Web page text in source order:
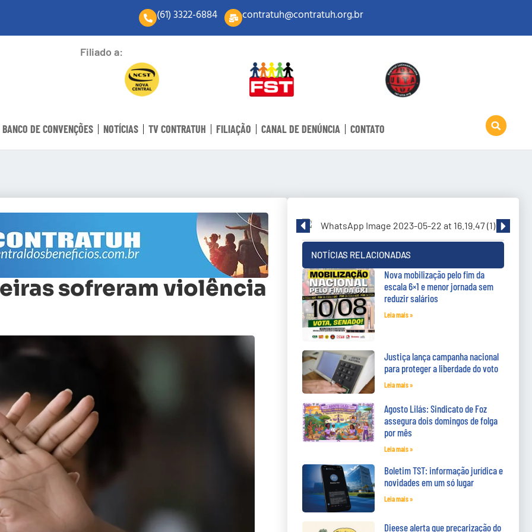
(61) 3322-6884 contratuh@contratuh.org.br
Filiado a:
BANCO DE CONVENÇÕES NOTÍCIAS TV CONTRATUH FILIAÇÃO CANAL DE DENÚNCIA CONTATO
sofreram violência
NOTÍCIAS RELACIONADAS
Nova mobilização pelo fim da
escala 6×1 e menor jornada sem
reduzir salários
Leia mais »
Justiça lança campanha nacional
para proteger a liberdade do voto
Leia mais »
Agosto Lilás: Sindicato de Foz
assegura dois domingos de folga
por mês
Leia mais »
Boletim TST: informação jurídica e
novidades em um só lugar
Leia mais »
Dieese alerta que precarização do